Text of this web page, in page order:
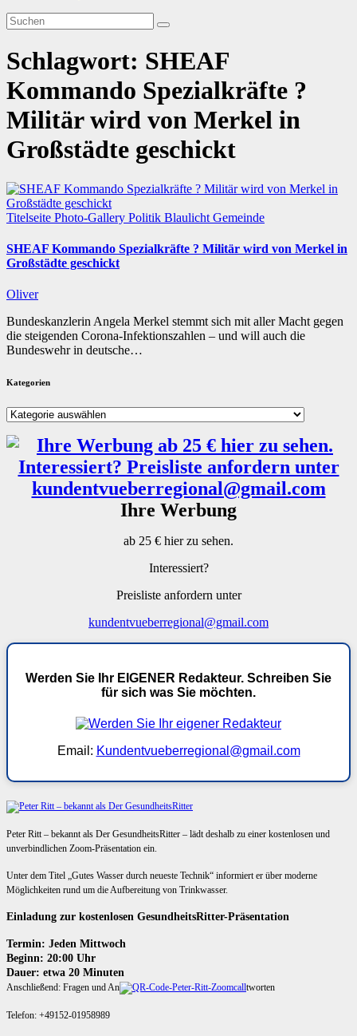
Schlagwort: SHEAF
Kommando Spezialkräfte ?
Militär wird von Merkel in
Großstädte geschickt
Titelseite Photo-Gallery Politik Blaulicht Gemeinde
SHEAF Kommando Spezialkräfte ? Militär wird von Merkel in
Großstädte geschickt
Oliver
Bundeskanzlerin Angela Merkel stemmt sich mit aller Macht gegen
die steigenden Corona-Infektionszahlen – und will auch die
Bundeswehr in deutsche…
Kategorien
Kategorien
Ihre Werbung
ab 25 € hier zu sehen.
Interessiert?
Preisliste anfordern unter
kundentvueberregional@gmail.com
Werden Sie Ihr EIGENER Redakteur. Schreiben Sie
für sich was Sie möchten.
Email: Kundentvueberregional@gmail.com
Peter Ritt – bekannt als Der GesundheitsRitter – lädt deshalb zu einer kostenlosen und
unverbindlichen Zoom-Präsentation ein.
Unter dem Titel „Gutes Wasser durch neueste Technik“ informiert er über moderne
Möglichkeiten rund um die Aufbereitung von Trinkwasser.
Einladung zur kostenlosen GesundheitsRitter-Präsentation
Termin: Jeden Mittwoch
Beginn: 20:00 Uhr
Dauer: etwa 20 Minuten
Anschließend: Fragen und An tworten
Telefon: +49152-01958989